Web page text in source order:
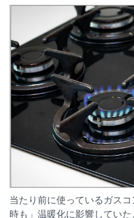
当たり前に使っているガス
時も」温暖化に影響してい